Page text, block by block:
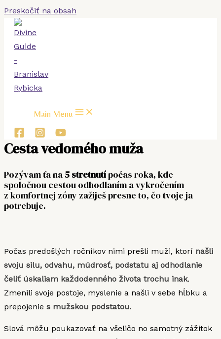
Preskočiť na obsah
Main Menu
Cesta vedomého muža​
Pozývam ťa na 5 stretnutípočas roka, kde
spoločnou cestou odhodlaním a vykročením
z komfortnej zóny zažiješ presne to, čo tvoje ja
potrebuje.
Počas predošlých ročníkov nimi prešli muži, ktorí našli
svoju silu, odvahu, múdrosť, podstatu aj odhodlanie
čeliť úskaliam každodenného života trochu inak.
Zmenili svoje postoje, myslenie a našli v sebe hĺbku a
prepojenie s mužskou podstatou.
Slová môžu poukazovať na všeličo no samotný zážitok